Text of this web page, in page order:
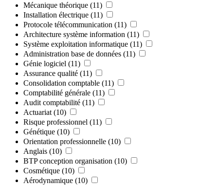
Mécanique théorique (11)
Installation électrique (11)
Protocole télécommunication (11)
Architecture système information (11)
Système exploitation informatique (11)
Administration base de données (11)
Génie logiciel (11)
Assurance qualité (11)
Consolidation comptable (11)
Comptabilité générale (11)
Audit comptabilité (11)
Actuariat (10)
Risque professionnel (11)
Génétique (10)
Orientation professionnelle (10)
Anglais (10)
BTP conception organisation (10)
Cosmétique (10)
Aérodynamique (10)